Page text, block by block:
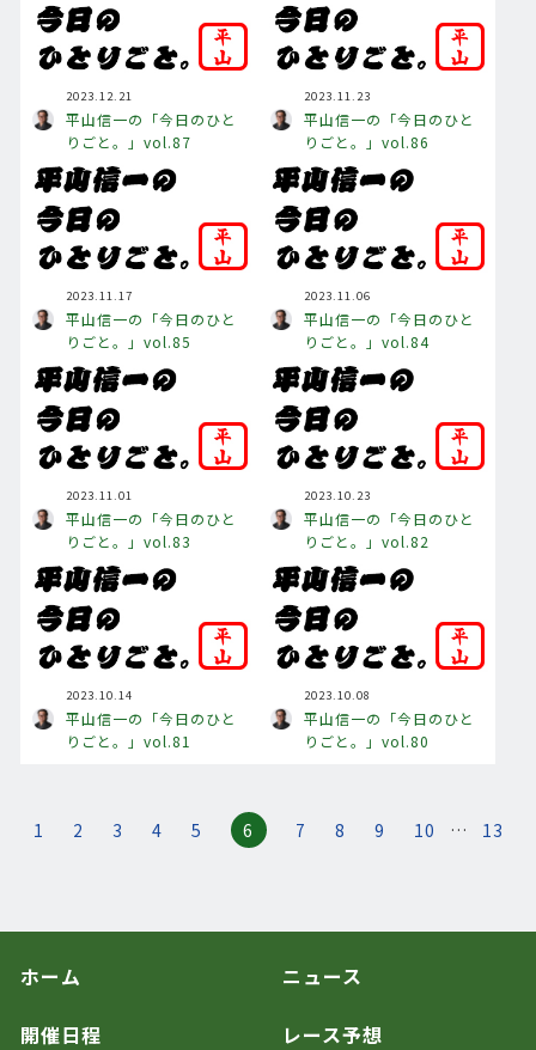
2023.12.21
平山信一の「今日のひと
りごと。」vol.87
2023.11.23
平山信一の「今日のひと
りごと。」vol.86
2023.11.17
平山信一の「今日のひと
りごと。」vol.85
2023.11.06
平山信一の「今日のひと
りごと。」vol.84
2023.11.01
平山信一の「今日のひと
りごと。」vol.83
2023.10.23
平山信一の「今日のひと
りごと。」vol.82
2023.10.14
平山信一の「今日のひと
りごと。」vol.81
2023.10.08
平山信一の「今日のひと
りごと。」vol.80
1 2 3 4 5 6 7 8 9 10 … 13
ホーム ニュース
開催日程 レース予想